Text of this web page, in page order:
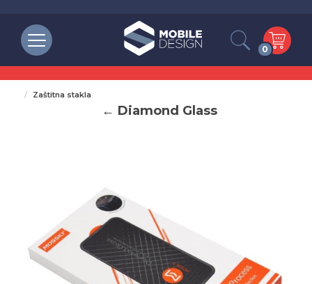
0
Zaštitna stakla
← Diamond Glass